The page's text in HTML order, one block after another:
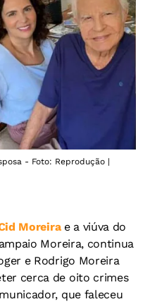
- Foto: Reprodução |
Moreira e a viúva do
Moreira, continua
e Rodrigo Moreira
cerca de oito crimes
que faleceu